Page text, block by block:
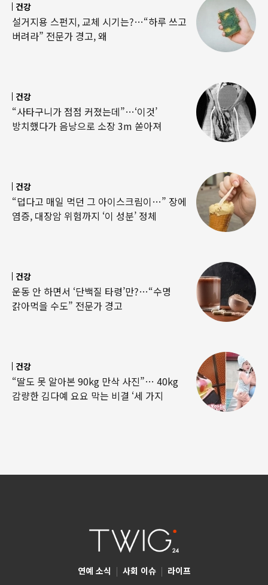
건강
설거지용 스펀지, 교체 시기는?…“하루 쓰고
버려라” 전문가 경고, 왜
건강
“사타구니가 점점 커졌는데”…‘이것’
방치했다가 음낭으로 소장 3m 쏟아져
건강
“덥다고 매일 먹던 그 아이스크림이…” 장에
염증, 대장암 위험까지 ‘이 성분’ 정체
건강
운동 안 하면서 ‘단백질 타령’만?…“수명
갉아먹을 수도” 전문가 경고
건강
“딸도 못 알아본 90kg 만삭 사진”… 40kg
감량한 김다예 요요 막는 비결 ‘세 가지
연예 소식 | 사회 이슈 | 라이프